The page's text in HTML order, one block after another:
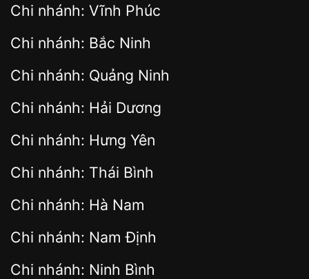
Chi nhánh: Vĩnh Phúc
Chi nhánh: Bắc Ninh
Chi nhánh: Quảng Ninh
Chi nhánh: Hải Dương
Chi nhánh: Hưng Yên
Chi nhánh: Thái Bình
Chi nhánh: Hà Nam
Chi nhánh: Nam Định
Chi nhánh: Ninh Bình